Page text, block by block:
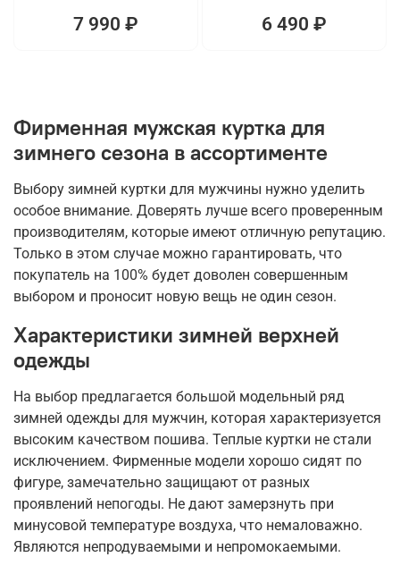
7 990 ₽ 6 490 ₽
Фирменная мужская куртка для
зимнего сезона в ассортименте
Выбору зимней куртки для мужчины нужно уделить
особое внимание. Доверять лучше всего проверенным
производителям, которые имеют отличную репутацию.
Только в этом случае можно гарантировать, что
покупатель на 100% будет доволен совершенным
выбором и проносит новую вещь не один сезон.
Характеристики зимней верхней
одежды
На выбор предлагается большой модельный ряд
зимней одежды для мужчин, которая характеризуется
высоким качеством пошива. Теплые куртки не стали
исключением. Фирменные модели хорошо сидят по
фигуре, замечательно защищают от разных
проявлений непогоды. Не дают замерзнуть при
минусовой температуре воздуха, что немаловажно.
Являются непродуваемыми и непромокаемыми.